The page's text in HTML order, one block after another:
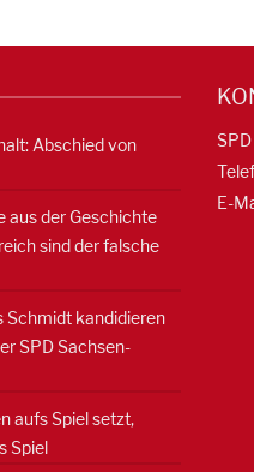
Abschied von
aus der Geschichte
sind der falsche
Schmidt kandidieren
SPD Sachsen-
aufs Spiel setzt,
Spiel
E-